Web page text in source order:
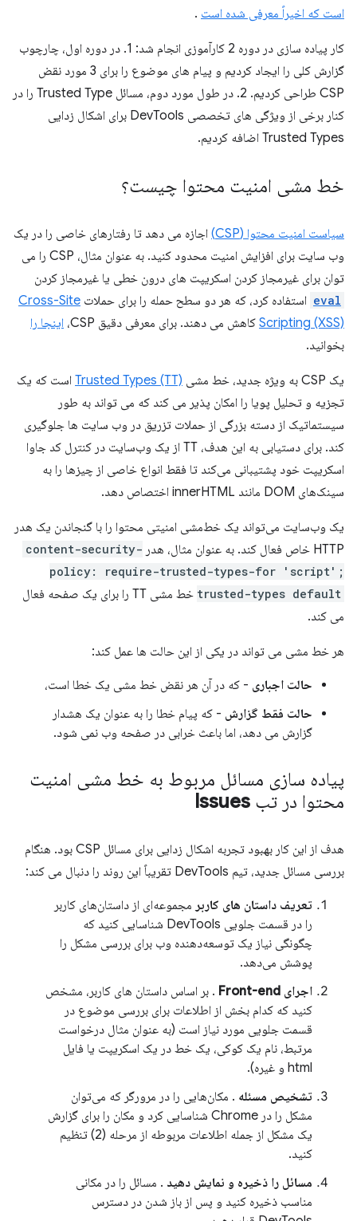
است که اخیراً معرفی شده است .
کار پیاده سازی در دوره 2 کارآموزی انجام شد: 1. در دوره اول، چارچوب
گزارش کلی را ایجاد کردیم و پیام های موضوع را برای 3 مورد نقض
CSP طراحی کردیم. 2. در طول مورد دوم، مسائل Trusted Type را در
کنار برخی از ویژگی های تخصصی DevTools برای اشکال زدایی
Trusted Types اضافه کردیم.
خط مشی امنیت محتوا چیست؟
سیاست امنیت محتوا (CSP)
اجازه می دهد تا رفتارهای خاصی را در یک
وب سایت برای افزایش امنیت محدود کنید. به عنوان مثال، CSP را می
توان برای غیرمجاز کردن اسکریپت های درون خطی یا غیرمجاز کردن
eval استفاده کرد، که هر دو سطح حمله را برای حملات Cross-Site
Scripting (XSS) کاهش می دهند. برای معرفی دقیق CSP،
اینجا را
بخوانید.
یک CSP به ویژه جدید، خط مشی Trusted Types (TT) است که یک
تجزیه و تحلیل پویا را امکان پذیر می کند که می تواند به طور
سیستماتیک از دسته بزرگی از حملات تزریق در وب سایت ها جلوگیری
کند. برای دستیابی به این هدف، TT از یک وب‌سایت در کنترل کد جاوا
اسکریپت خود پشتیبانی می‌کند تا فقط انواع خاصی از چیزها را به
سینک‌های DOM مانند innerHTML اختصاص دهد.
یک وب‌سایت می‌تواند یک خط‌مشی امنیتی محتوا را با گنجاندن یک هدر
HTTP خاص فعال کند. به عنوان مثال، هدر
content-security-
policy: require-trusted-types-for 'script';
trusted-types default
خط مشی TT را برای یک صفحه فعال
می کند.
هر خط مشی می تواند در یکی از این حالت ها عمل کند:
حالت اجباری - که در آن هر نقض خط مشی یک خطا است،
حالت فقط گزارش - که پیام خطا را به عنوان یک هشدار
گزارش می دهد، اما باعث خرابی در صفحه وب نمی شود.
پیاده سازی مسائل مربوط به خط مشی امنیت
محتوا در تب Issues
هدف از این کار بهبود تجربه اشکال زدایی برای مسائل CSP بود. هنگام
بررسی مسائل جدید، تیم DevTools تقریباً این روند را دنبال می کند:
تعریف داستان های کاربر مجموعه‌ای از داستان‌های کاربر
را در قسمت جلویی DevTools شناسایی کنید که
چگونگی نیاز یک توسعه‌دهنده وب برای بررسی مشکل را
پوشش می‌دهد.
اجرای Front-end
. بر اساس داستان های کاربر، مشخص
کنید که کدام بخش از اطلاعات برای بررسی موضوع در
قسمت جلویی مورد نیاز است (به عنوان مثال درخواست
مرتبط، نام یک کوکی، یک خط در یک اسکریپت یا فایل
html و غیره).
تشخیص مسئله . مکان‌هایی را در مرورگر که می‌توان
مشکل را در Chrome شناسایی کرد و مکان را برای گزارش
یک مشکل از جمله اطلاعات مربوطه از مرحله (2) تنظیم
کنید.
مسائل را ذخیره و نمایش دهید . مسائل را در مکانی
مناسب ذخیره کنید و پس از باز شدن در دسترس